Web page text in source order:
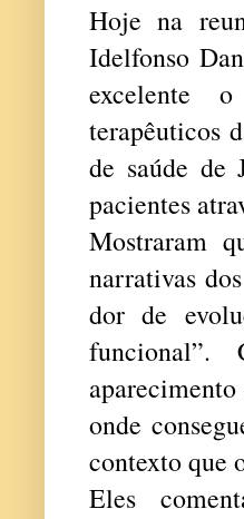
Hoje na
Idelfonso
excelente
terapêuticos
de saúde de
pacientes
Mostraram
narrativas
dor de
onde
contexto que
Eles